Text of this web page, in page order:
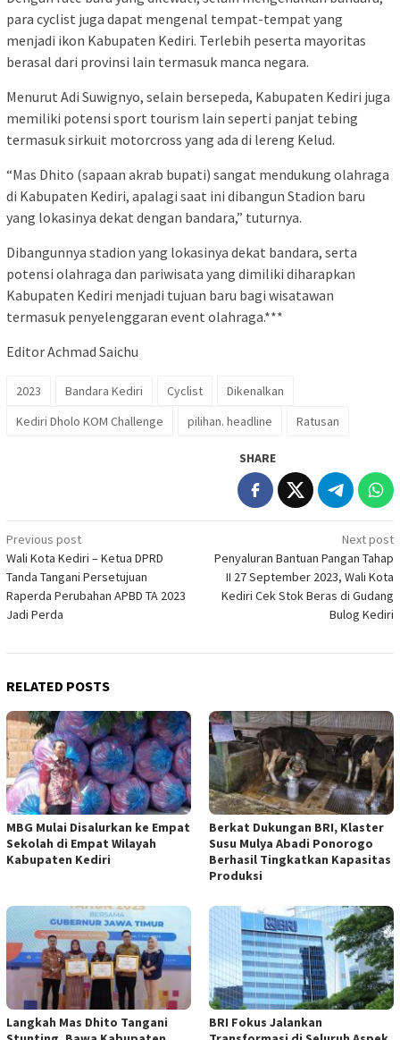
para cyclist juga dapat mengenal tempat-tempat yang
menjadi ikon Kabupaten Kediri. Terlebih peserta mayoritas
berasal dari provinsi lain termasuk manca negara.
Menurut Adi Suwignyo, selain bersepeda, Kabupaten Kediri juga
memiliki potensi sport tourism lain seperti panjat tebing
termasuk sirkuit motorcross yang ada di lereng Kelud.
“Mas Dhito (sapaan akrab bupati) sangat mendukung olahraga
di Kabupaten Kediri, apalagi saat ini dibangun Stadion baru
yang lokasinya dekat dengan bandara,” tuturnya.
Dibangunnya stadion yang lokasinya dekat bandara, serta
potensi olahraga dan pariwisata yang dimiliki diharapkan
Kabupaten Kediri menjadi tujuan baru bagi wisatawan
termasuk penyelenggaran event olahraga.***
Editor Achmad Saichu
2023 Bandara Kediri Cyclist
Dikenalkan
Kediri Dholo KOM Challenge
pilihan. headline Ratusan
SHARE
Post
navigation
Previous post
Wali Kota Kediri – Ketua DPRD
Tanda Tangani Persetujuan
Raperda Perubahan APBD TA 2023
Jadi Perda
Next post
Penyaluran Bantuan Pangan Tahap
II 27 September 2023, Wali Kota
Kediri Cek Stok Beras di Gudang
Bulog Kediri
RELATED POSTS
MBG Mulai Disalurkan ke Empat
Sekolah di Empat Wilayah
Kabupaten Kediri
Berkat Dukungan BRI, Klaster
Susu Mulya Abadi Ponorogo
Berhasil Tingkatkan Kapasitas
Produksi
Langkah Mas Dhito Tangani
BRI Fokus Jalankan